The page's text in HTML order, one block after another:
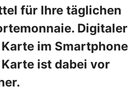
für Ihre täglichen
Digitaler
im Smartphone
ist dabei vor